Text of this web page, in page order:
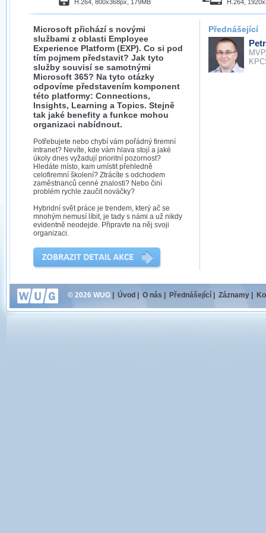
H.264, 800x368px, 179MB H.264,
Microsoft přichází s novými
službami z oblasti Employee
Experience Platform (EXP). Co si pod
tím pojmem představit? Jak tyto
služby souvisí se samotnými
Microsoft 365? Na tyto otázky
odpovíme představením komponent
této platformy: Connections,
Insights, Learning a Topics. Stejně
tak jaké benefity a funkce mohou
organizaci nabídnout.
Potřebujete nebo chybí vám pořádný firemní
intranet? Nevíte, kde vám hlava stojí a jaké
úkoly dnes vyžadují prioritní pozornost?
Hledáte místo, kam umístit přehledně
celofiremní školení? Ztrácíte s odchodem
zaměstnanců cenné znalosti? Nebo činí
problém rychle zaučit nováčky?
Hybridní svět práce je trendem, který ač se
mnohým nemusí líbit, je tady s námi a už nikdy
evidentně neodejde. Připravte na něj svoji
organizaci.
Přednášející
© 2026 WUG Úvod O nás Přednášející Záznamy